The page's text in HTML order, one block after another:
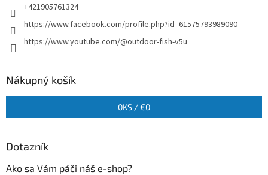
+421905761324
https://www.facebook.com/profile.php?id=61575793989090
https://www.youtube.com/@outdoor-fish-v5u
Nákupný košík
0KS /€0
Dotazník
Ako sa Vám páči náš e-shop?